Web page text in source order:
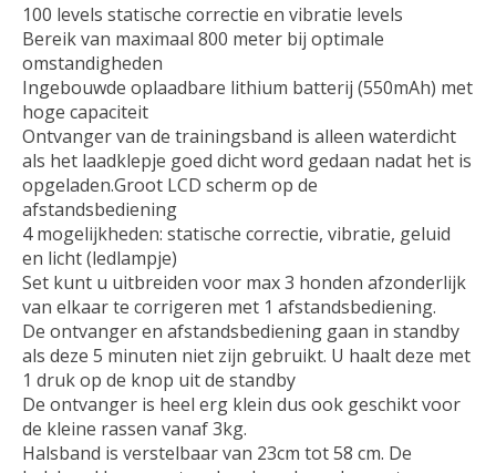
100 levels statische correctie en vibratie levels
Bereik van maximaal 800 meter bij optimale
omstandigheden
Ingebouwde oplaadbare lithium batterij (550mAh) met
hoge capaciteit
Ontvanger van de trainingsband is alleen waterdicht
als het laadklepje goed dicht word gedaan nadat het is
opgeladen.Groot LCD scherm op de
afstandsbediening
4 mogelijkheden: statische correctie, vibratie, geluid
en licht (ledlampje)
Set kunt u uitbreiden voor max 3 honden afzonderlijk
van elkaar te corrigeren met 1 afstandsbediening.
De ontvanger en afstandsbediening gaan in standby
als deze 5 minuten niet zijn gebruikt. U haalt deze met
1 druk op de knop uit de standby
De ontvanger is heel erg klein dus ook geschikt voor
de kleine rassen vanaf 3kg.
Halsband is verstelbaar van 23cm tot 58 cm. De